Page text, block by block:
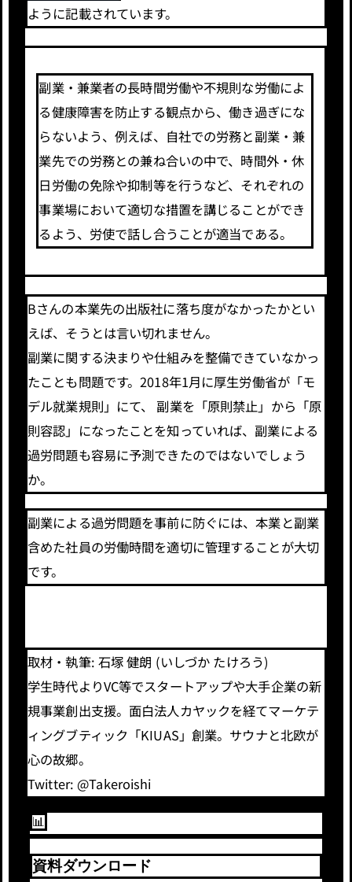
ように記載されています。
副業・兼業者の長時間労働や不規則な労働によ
る健康障害を防止する観点から、働き過ぎにな
らないよう、例えば、自社での労務と副業・兼
業先での労務との兼ね合いの中で、時間外・休
日労働の免除や抑制等を行うなど、それぞれの
事業場において適切な措置を講じることができ
るよう、労使で話し合うことが適当である。
Bさんの本業先の出版社に落ち度がなかったかとい
えば、そうとは言い切れません。
副業に関する決まりや仕組みを整備できていなかっ
たことも問題です。2018年1月に厚生労働省が「モ
デル就業規則」にて、 副業を「原則禁止」から「原
則容認」になったことを知っていれば、副業による
過労問題も容易に予測できたのではないでしょう
か。
副業による過労問題を事前に防ぐには、本業と副業
含めた社員の労働時間を適切に管理することが大切
です。
取材・執筆: 石塚 健朗 (いしづか たけろう)
学生時代よりVC等でスタートアップや大手企業の新
規事業創出支援。面白法人カヤックを経てマーケテ
ィングブティック「KIUAS」創業。サウナと北欧が
心の故郷。
Twitter: @Takeroishi
📊
資料ダウンロード